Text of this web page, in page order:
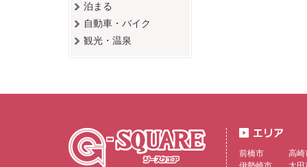
泊まる
自動車・バイク
観光・温泉
前橋市
高崎